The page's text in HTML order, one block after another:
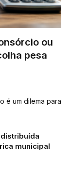
ou
pesa
é um dilema para
municipal